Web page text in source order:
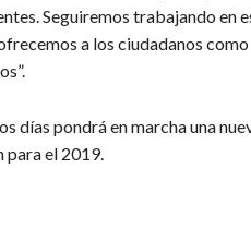
Seguiremos trabajando en
a los ciudadanos
días pondrá en marcha una
el 2019.